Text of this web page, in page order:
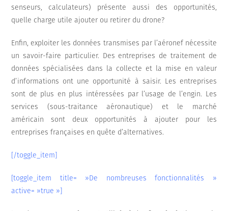
senseurs, calculateurs) présente aussi des opportunités,
quelle charge utile ajouter ou retirer du drone?
Enfin, exploiter les données transmises par l’aéronef nécessite
un savoir-faire particulier. Des entreprises de traitement de
données spécialisées dans la collecte et la mise en valeur
d’informations ont une opportunité à saisir. Les entreprises
sont de plus en plus intéressées par l’usage de l’engin. Les
services (sous-traitance aéronautique) et le marché
américain sont deux opportunités à ajouter pour les
entreprises françaises en quête d’alternatives.
[/toggle_item]
[toggle_item title= »De nombreuses fonctionnalités »
active= »true »]